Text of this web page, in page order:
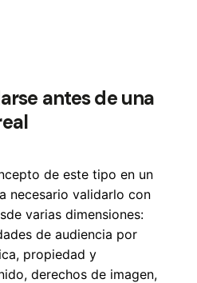
antes de una
de este tipo en un
necesario validarlo con
varias dimensiones:
de audiencia por
propiedad y
derechos de imagen,